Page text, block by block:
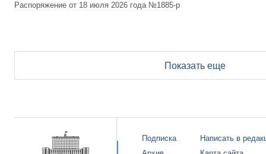
Распоряжение от 18 июля 2026 года №1885-р
Показать еще
Подписка
Написать в